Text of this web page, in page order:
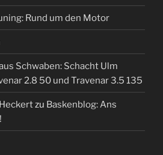
Rund um den Motor
Schwaben: Schacht Ulm
2.8 50 und Travenar 3.5 135
zu Baskenblog: Ans